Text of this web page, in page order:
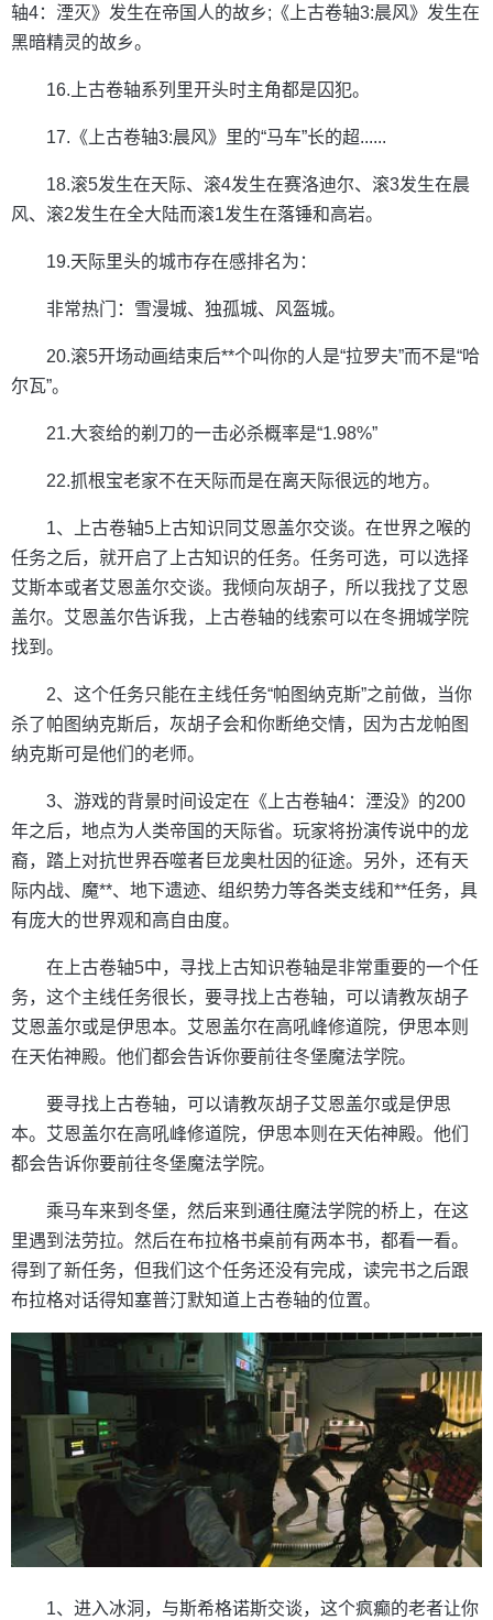
轴4：湮灭》发生在帝国人的故乡;《上古卷轴3:晨风》发生在
黑暗精灵的故乡。
16.上古卷轴系列里开头时主角都是囚犯。
17.《上古卷轴3:晨风》里的“马车”长的超......
18.滚5发生在天际、滚4发生在赛洛迪尔、滚3发生在晨
风、滚2发生在全大陆而滚1发生在落锤和高岩。
19.天际里头的城市存在感排名为：
非常热门：雪漫城、独孤城、风盔城。
20.滚5开场动画结束后**个叫你的人是“拉罗夫”而不是“哈
尔瓦”。
21.大衮给的剃刀的一击必杀概率是“1.98%”
22.抓根宝老家不在天际而是在离天际很远的地方。
1、上古卷轴5上古知识同艾恩盖尔交谈。在世界之喉的
任务之后，就开启了上古知识的任务。任务可选，可以选择
艾斯本或者艾恩盖尔交谈。我倾向灰胡子，所以我找了艾恩
盖尔。艾恩盖尔告诉我，上古卷轴的线索可以在冬拥城学院
找到。
2、这个任务只能在主线任务“帕图纳克斯”之前做，当你
杀了帕图纳克斯后，灰胡子会和你断绝交情，因为古龙帕图
纳克斯可是他们的老师。
3、游戏的背景时间设定在《上古卷轴4：湮没》的200
年之后，地点为人类帝国的天际省。玩家将扮演传说中的龙
裔，踏上对抗世界吞噬者巨龙奥杜因的征途。另外，还有天
际内战、魔**、地下遗迹、组织势力等各类支线和**任务，具
有庞大的世界观和高自由度。
在上古卷轴5中，寻找上古知识卷轴是非常重要的一个任
务，这个主线任务很长，要寻找上古卷轴，可以请教灰胡子
艾恩盖尔或是伊思本。艾恩盖尔在高吼峰修道院，伊思本则
在天佑神殿。他们都会告诉你要前往冬堡魔法学院。
要寻找上古卷轴，可以请教灰胡子艾恩盖尔或是伊思
本。艾恩盖尔在高吼峰修道院，伊思本则在天佑神殿。他们
都会告诉你要前往冬堡魔法学院。
乘马车来到冬堡，然后来到通往魔法学院的桥上，在这
里遇到法劳拉。然后在布拉格书桌前有两本书，都看一看。
得到了新任务，但我们这个任务还没有完成，读完书之后跟
布拉格对话得知塞普汀默知道上古卷轴的位置。
1、进入冰洞，与斯希格诺斯交谈，这个疯癫的老者让你